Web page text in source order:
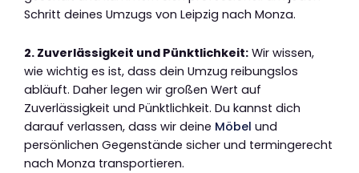
Schritt deines Umzugs von Leipzig nach Monza.
2. Zuverlässigkeit und Pünktlichkeit: Wir wissen,
wie wichtig es ist, dass dein Umzug reibungslos
abläuft. Daher legen wir großen Wert auf
Zuverlässigkeit und Pünktlichkeit. Du kannst dich
darauf verlassen, dass wir deine Möbel und
persönlichen Gegenstände sicher und termingerecht
nach Monza transportieren.